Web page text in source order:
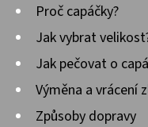
Proč capáčky?
Jak vybrat
Jak pečovat o
Výměna a vrácení
Způsoby dopravy